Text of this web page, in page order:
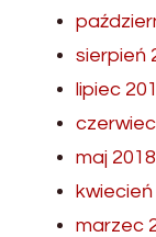
sierpień
lipiec
maj 2018
kwiecień
marzec